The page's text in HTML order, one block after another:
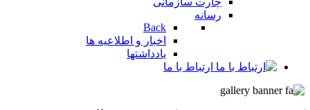
رسانه
Back
اخبار و اطلاعیه ها
یادداشتها
ارتباط با ما